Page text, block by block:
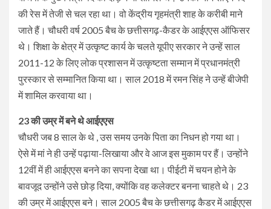
की रेस में तेजी से चल रहा था। वो केंद्रीय गृहमंत्री शाह के करीबी माने
जाते हैं। चौधरी वर्ष 2005 बैच के छत्तीसगढ़-कैडर के आईएएस ऑफिसर
थे। शिक्षा के क्षेत्र में उत्कृष्ट कार्य के चलते यूपीए सरकार ने उन्हें साल
2011-12 के लिए लोक प्रशासन में उत्कृष्टता सम्मान में प्रधानमंत्री
पुरस्कार से सम्मानित किया था। साल 2018 में रमन सिंह ने उन्हें बीजेपी
में शामिल करवाया था।
23 की उम्र में बने थे आईएएस
चौधरी जब 8 साल के थे , उस समय उनके पिता का निधन हो गया था।
ऐसे में मां ने ही उन्हें पढ़ाया-लिखाया और वे आज इस मुकाम पर हैं। उन्होंने
12वीं में ही आईएएस बनने का सपना देखा था। पीईटी में चयन होने के
बावजूद उन्होंने उसे छोड़ दिया, क्योंकि वह कलेक्टर बनना चाहते थे। 23
की उम्र में आईएएस बने। साल 2005 बैच के छत्तीसगढ़ कैडर में आईएएस